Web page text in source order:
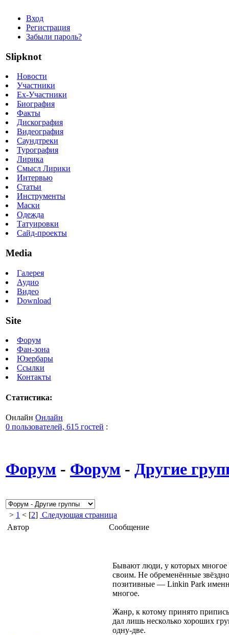
Вход
Регистрация
Забыли пароль?
Slipknot
Новости
Участники
Ex-Участники
Биография
Факты
Дискография
Видеография
Саундтреки
Турография
Лирика
Смысл Лирики
Интервью
Статьи
Инструменты
Маски
Одежда
Татуировки
Сайд-проекты
Media
Галерея
Аудио
Видео
Download
Site
Форум
Фан-зона
Юзербары
Ссылки
Контакты
Статистика:
Онлайн Онлайн
0 пользователей, 615 гостей :
Форум - Форум - Другие
> 1 < [2] Следующая страница
Автор
Сообщение
Бывают люди, у которых многое
своим. Не обременённые
позитивные — Linkin Park
многое.
Жанр, к котому принято
дал лишь несколько хороших
одну-две.